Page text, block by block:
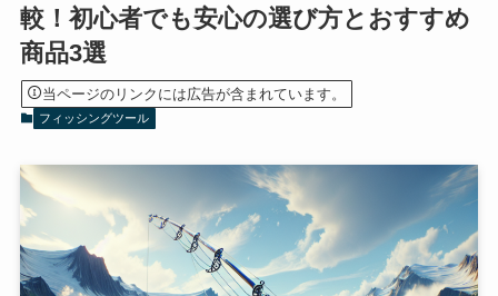
較！初心者でも安心の選び方とおすすめ
商品3選
当ページのリンクには広告が含まれています。
フィッシングツール